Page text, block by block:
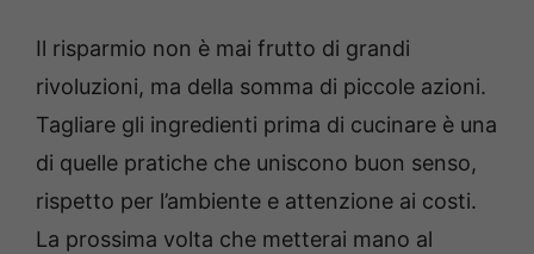
Il risparmio non è mai frutto di grandi
rivoluzioni, ma della somma di piccole azioni.
Tagliare gli ingredienti prima di cucinare è una
di quelle pratiche che uniscono buon senso,
rispetto per l’ambiente e attenzione ai costi.
La prossima volta che metterai mano al